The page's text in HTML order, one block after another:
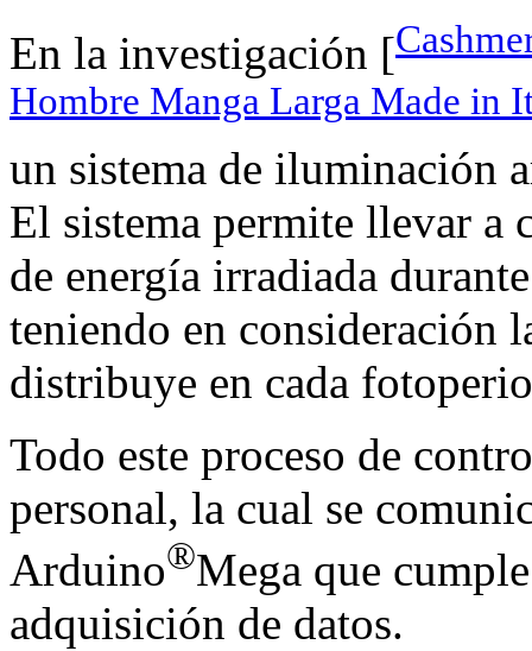
En la investigación [
Hombre Manga Larga Made in
un sistema de iluminación
El sistema permite llevar a
de energía irradiada
teniendo en consideración
distribuye en cada
Todo este proceso de
personal, la cual se
Arduino®Mega que
adquisición de datos.